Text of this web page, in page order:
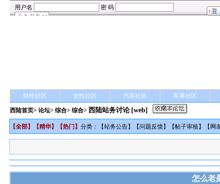
财经社区 女性社区 汽车社区 军事社区
西陆首页>论坛>综合> 综合> 西陆站务讨论 [web]
【全部】【精华】【热门 】分类：【站务公告】【问题反馈】【帖子审核】【 网
怎么老